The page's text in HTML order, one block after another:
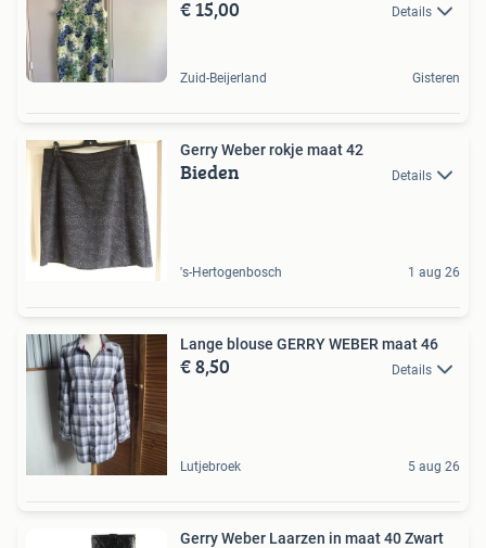
€ 15,00 Details
Zuid-Beijerland Gisteren
Gerry Weber rokje maat 42
Bieden Details
's-Hertogenbosch 1 aug 26
Lange blouse GERRY WEBER maat 46
€ 8,50 Details
Lutjebroek 5 aug 26
Gerry Weber Laarzen in maat 40 Zwart